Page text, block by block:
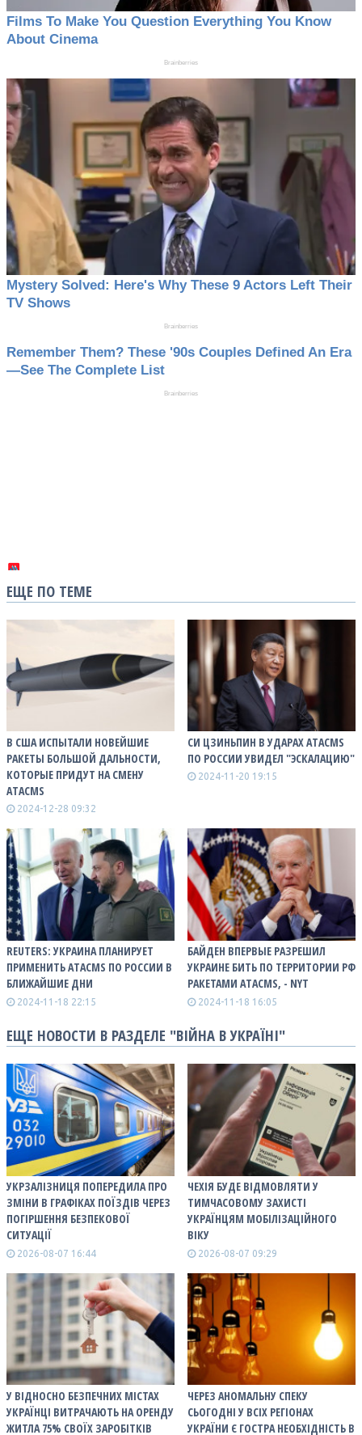
ЕЩЕ ПО ТЕМЕ
В США ИСПЫТАЛИ НОВЕЙШИЕ
РАКЕТЫ БОЛЬШОЙ ДАЛЬНОСТИ,
КОТОРЫЕ ПРИДУТ НА СМЕНУ
ATACMS
2024-12-28 09:32
СИ ЦЗИНЬПИН В УДАРАХ ATACMS
ПО РОССИИ УВИДЕЛ "ЭСКАЛАЦИЮ"
2024-11-20 19:15
REUTERS: УКРАИНА ПЛАНИРУЕТ
ПРИМЕНИТЬ ATACMS ПО РОССИИ В
БЛИЖАЙШИЕ ДНИ
2024-11-18 22:15
БАЙДЕН ВПЕРВЫЕ РАЗРЕШИЛ
УКРАИНЕ БИТЬ ПО ТЕРРИТОРИИ РФ
РАКЕТАМИ ATACMS, - NYT
2024-11-18 16:05
ЕЩЕ НОВОСТИ В РАЗДЕЛЕ "ВІЙНА В УКРАЇНІ"
УКРЗАЛІЗНИЦЯ ПОПЕРЕДИЛА ПРО
ЗМІНИ В ГРАФІКАХ ПОЇЗДІВ ЧЕРЕЗ
ПОГІРШЕННЯ БЕЗПЕКОВОЇ
СИТУАЦІЇ
2026-08-07 16:44
ЧЕХІЯ БУДЕ ВІДМОВЛЯТИ У
ТИМЧАСОВОМУ ЗАХИСТІ
УКРАЇНЦЯМ МОБІЛІЗАЦІЙНОГО
ВІКУ
2026-08-07 09:29
У ВІДНОСНО БЕЗПЕЧНИХ МІСТАХ
УКРАЇНЦІ ВИТРАЧАЮТЬ НА ОРЕНДУ
ЖИТЛА 75% СВОЇХ ЗАРОБІТКІВ
ЧЕРЕЗ АНОМАЛЬНУ СПЕКУ
СЬОГОДНІ У ВСІХ РЕГІОНАХ
УКРАЇНИ Є ГОСТРА НЕОБХІДНІСТЬ В